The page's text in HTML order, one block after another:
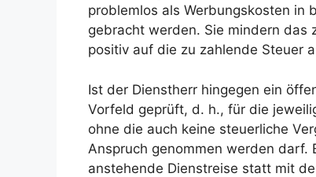
problemlos als Werbungskosten in
gebracht werden. Sie mindern das
positiv auf die zu zahlende Steuer
Ist der Dienstherr hingegen ein
Vorfeld geprüft, d. h., für die
ohne die auch keine steuerliche
Anspruch genommen werden
anstehende Dienstreise statt mit